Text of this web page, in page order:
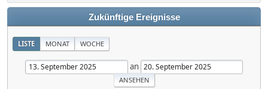
Zukünftige Ereignisse
LISTE MONAT WOCHE
an